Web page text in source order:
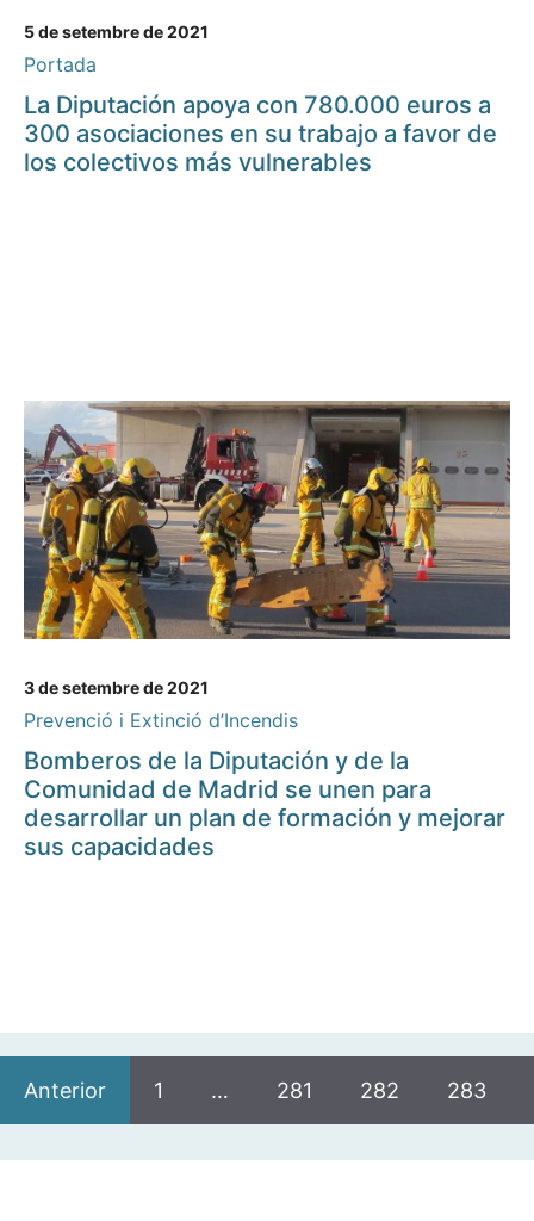
5 de setembre de 2021
Portada
La Diputación apoya con 780.000 euros a
300 asociaciones en su trabajo a favor de
los colectivos más vulnerables
3 de setembre de 2021
Prevenció i Extinció d’Incendis
Bomberos de la Diputación y de la
Comunidad de Madrid se unen para
desarrollar un plan de formación y mejorar
sus capacidades
Anterior 1 … 281 282 283